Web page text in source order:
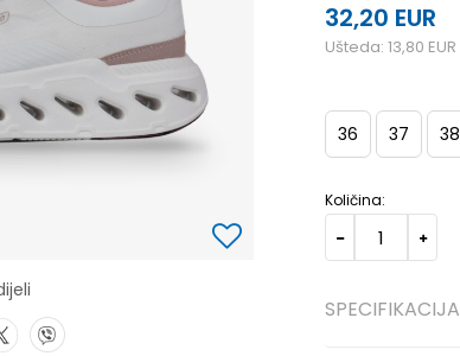
32,20 EUR
Ušteda: 13,80 EUR
36 37 38
Količina:
SPECIFIKACIJA